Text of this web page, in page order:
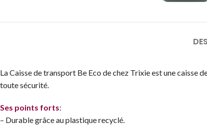
La Caisse de transport Be Eco de chez Trixie est une
toute sécurité.
Ses points forts:
– Durable grâce au plastique recyclé.